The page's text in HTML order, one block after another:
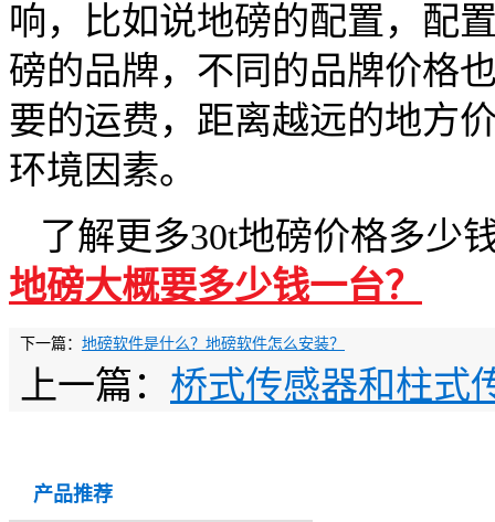
响，比如说地磅的配置，配
磅的品牌，不同的品牌价格
要的运费，距离越远的地方
环境因素。
了解更多30t地磅价格多少
地磅大概要多少钱一台？
下一篇： 地磅软件是什么？地磅软件怎么安装？
上一篇： 桥式传感器和柱式
产品推荐